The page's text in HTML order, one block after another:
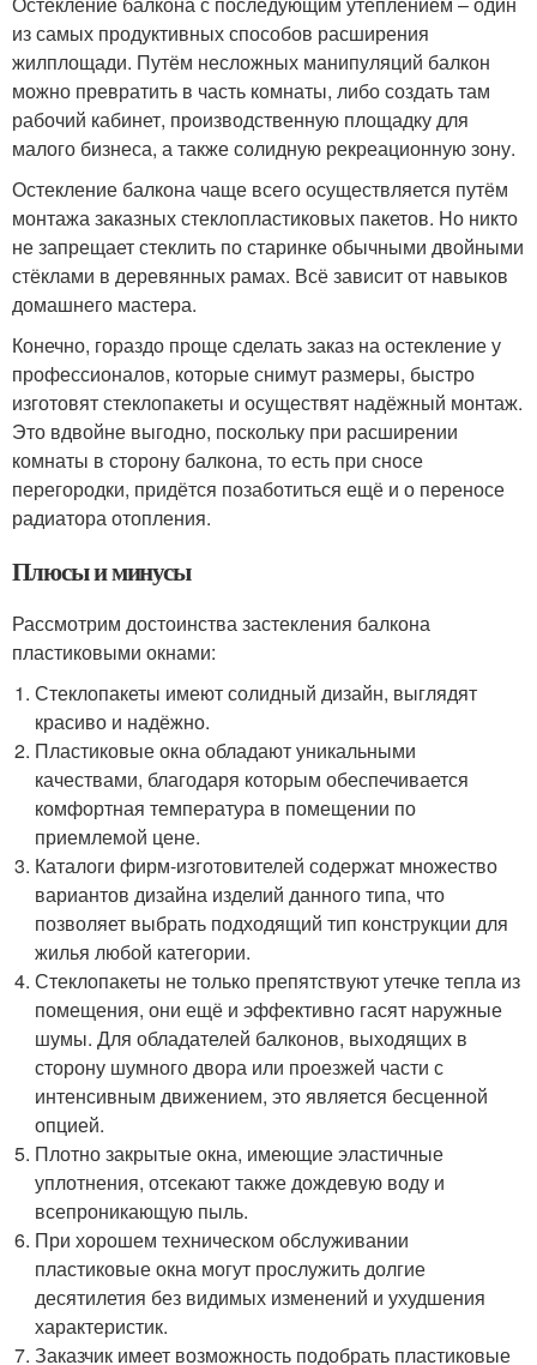
из самых продуктивных способов расширения
жилплощади. Путём несложных манипуляций балкон
можно превратить в часть комнаты, либо создать там
рабочий кабинет, производственную площадку для
малого бизнеса, а также солидную рекреационную зону.
Остекление балкона чаще всего осуществляется путём
монтажа заказных стеклопластиковых пакетов. Но никто
не запрещает стеклить по старинке обычными двойными
стёклами в деревянных рамах. Всё зависит от навыков
домашнего мастера.
Конечно, гораздо проще сделать заказ на остекление у
профессионалов, которые снимут размеры, быстро
изготовят стеклопакеты и осуществят надёжный монтаж.
Это вдвойне выгодно, поскольку при расширении
комнаты в сторону балкона, то есть при сносе
перегородки, придётся позаботиться ещё и о переносе
радиатора отопления.
Плюсы и минусы
Рассмотрим достоинства застекления балкона
пластиковыми окнами:
Стеклопакеты имеют солидный дизайн, выглядят
красиво и надёжно.
Пластиковые окна обладают уникальными
качествами, благодаря которым обеспечивается
комфортная температура в помещении по
приемлемой цене.
Каталоги фирм-изготовителей содержат множество
вариантов дизайна изделий данного типа, что
позволяет выбрать подходящий тип конструкции для
жилья любой категории.
Стеклопакеты не только препятствуют утечке тепла из
помещения, они ещё и эффективно гасят наружные
шумы. Для обладателей балконов, выходящих в
сторону шумного двора или проезжей части с
интенсивным движением, это является бесценной
опцией.
Плотно закрытые окна, имеющие эластичные
уплотнения, отсекают также дождевую воду и
всепроникающую пыль.
При хорошем техническом обслуживании
пластиковые окна могут прослужить долгие
десятилетия без видимых изменений и ухудшения
характеристик.
Заказчик имеет возможность подобрать пластиковые